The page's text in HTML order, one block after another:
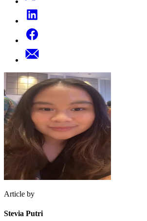
Article by
Stevia Putri